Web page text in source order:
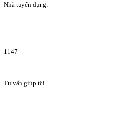
Nhà tuyển dụng:
1147
Tư vấn giúp tôi